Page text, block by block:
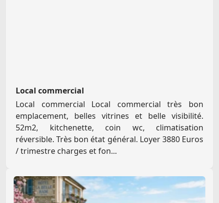
Local commercial
Local commercial Local commercial très bon
emplacement, belles vitrines et belle visibilité.
52m2, kitchenette, coin wc, climatisation
réversible. Très bon état général. Loyer 3880 Euros
/ trimestre charges et fon...